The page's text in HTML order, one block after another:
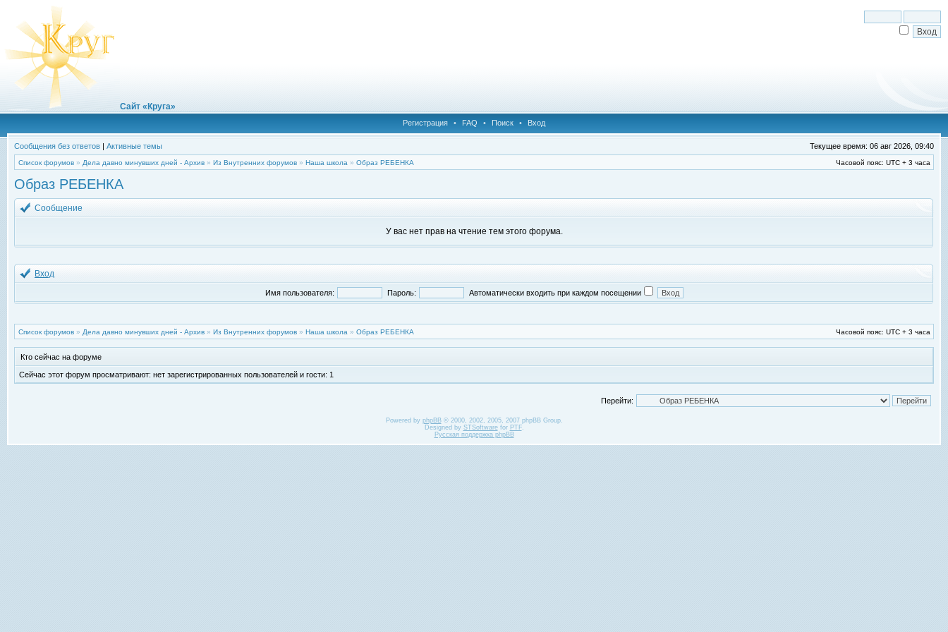
Сайт «Круга»
Регистрация • FAQ • Поиск • Вход
Сообщения без ответов | Активные темы Текущее время: 06 авг 2026, 09:40
Список форумов » Дела давно минувших дней - Архив » Из Внутренних форумов » Наша школа » Образ РЕБЕНКА Часовой пояс: UTC + 3 часа
Образ РЕБЕНКА
Сообщение
У вас нет прав на чтение тем этого форума.
Вход
Имя пользователя: Пароль: Автоматически входить при каждом посещении
Список форумов » Дела давно минувших дней - Архив » Из Внутренних форумов » Наша школа » Образ РЕБЕНКА Часовой пояс: UTC + 3 часа
Кто сейчас на форуме
Сейчас этот форум просматривают: нет зарегистрированных пользователей и гости: 1
Перейти:
Powered by phpBB© 2000, 2002, 2005, 2007 phpBB Group.
Designed by STSoftwarefor PTF.
Русская поддержка phpBB